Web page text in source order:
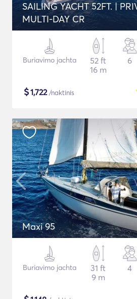
SAILING YACHT 52FT. |
MULTI-DAY CR
Buriavimo jachta
52 ft
16 m
6
$1,722/naktinis
Maxi 95
Buriavimo jachta
31 ft
9 m
4